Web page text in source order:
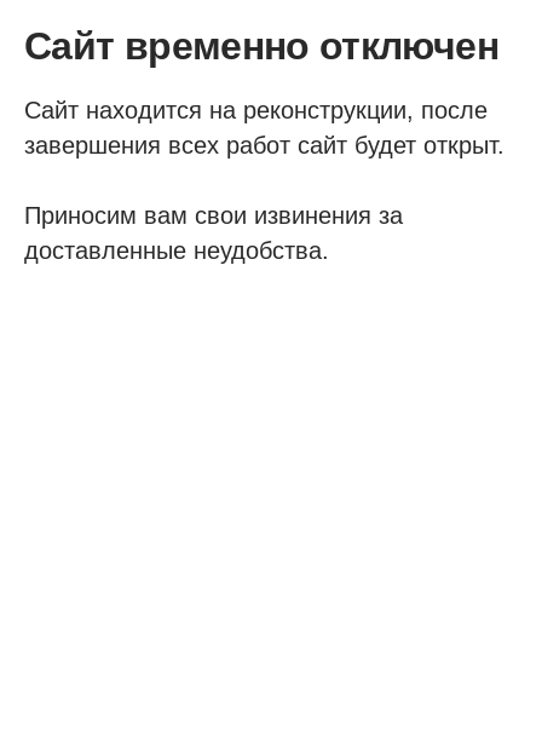
Сайт временно отключен
Сайт находится на реконструкции, после
завершения всех работ сайт будет открыт.
Приносим вам свои извинения за
доставленные неудобства.